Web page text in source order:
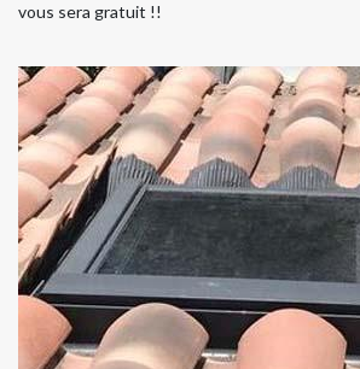
vous sera gratuit !!